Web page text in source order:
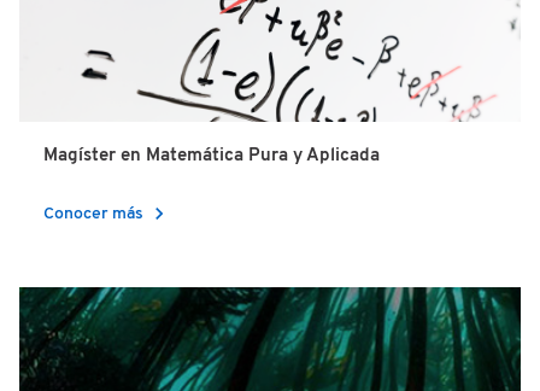
Magíster en Matemática Pura y Aplicada
Conocer más chevron_right